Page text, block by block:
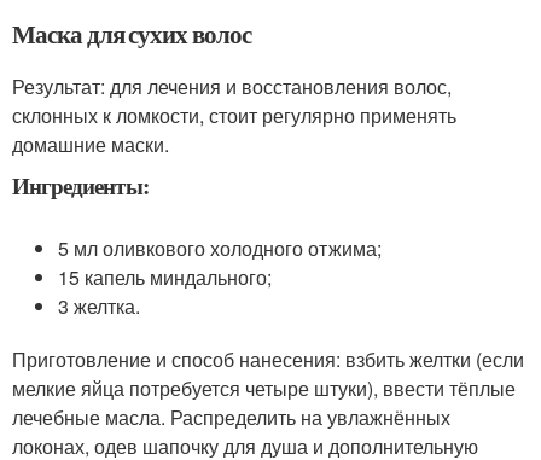
Маска для сухих волос
Результат: для лечения и восстановления волос,
склонных к ломкости, стоит регулярно применять
домашние маски.
Ингредиенты:
5 мл оливкового холодного отжима;
15 капель миндального;
3 желтка.
Приготовление и способ нанесения: взбить желтки (если
мелкие яйца потребуется четыре штуки), ввести тёплые
лечебные масла. Распределить на увлажнённых
локонах, одев шапочку для душа и дополнительную